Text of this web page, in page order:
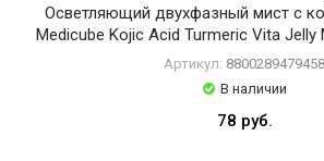
Осветляющий двухфазный мист с
Medicube Kojic Acid Turmeric Vita Jelly
Артикул: 8800289479458
В наличии
78 руб.